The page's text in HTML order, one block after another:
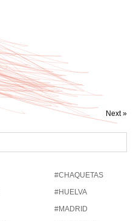
Next »
#CHAQUETAS
#HUELVA
#MADRID